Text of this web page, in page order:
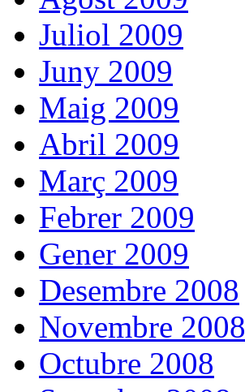
Juliol 2009
Juny 2009
Maig 2009
Abril 2009
Març 2009
Febrer 2009
Gener 2009
Desembre 2008
Novembre 2008
Octubre 2008